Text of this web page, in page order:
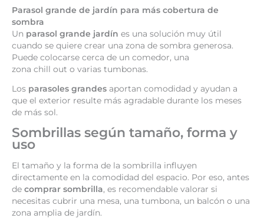
Parasol grande de jardín para más cobertura de
sombra
Un parasol grande jardín es una solución muy útil
cuando se quiere crear una zona de sombra generosa.
Puede colocarse cerca de un comedor, una
zona chill out o varias tumbonas.
Los parasoles grandes aportan comodidad y ayudan a
que el exterior resulte más agradable durante los meses
de más sol.
Sombrillas según tamaño, forma y
uso
El tamaño y la forma de la sombrilla influyen
directamente en la comodidad del espacio. Por eso, antes
de comprar sombrilla, es recomendable valorar si
necesitas cubrir una mesa, una tumbona, un balcón o una
zona amplia de jardín.